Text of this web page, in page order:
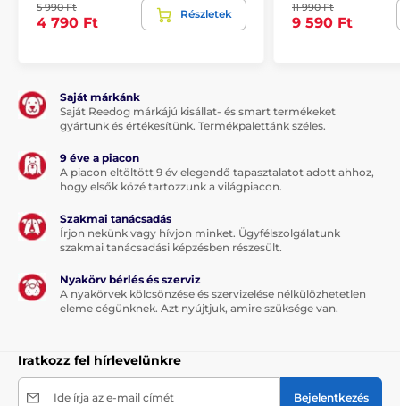
5 990 Ft
4 790 Ft
Részletek 11 990 Ft
9 590 Ft
Saját márkánk
Saját Reedog márkájú kisállat- és smart termékeket
gyártunk és értékesítünk. Termékpalettánk széles.
9 éve a piacon
A piacon eltöltött 9 év elegendő tapasztalatot adott ahhoz,
hogy elsők közé tartozzunk a világpiacon.
Szakmai tanácsadás
Írjon nekünk vagy hívjon minket. Ügyfélszolgálatunk
szakmai tanácsadási képzésben részesült.
Nyakörv bérlés és szerviz
A nyakörvek kölcsönzése és szervizelése nélkülözhetetlen
eleme cégünknek. Azt nyújtjuk, amire szüksége van.
Iratkozz fel hírlevelünkre
Ide írja az e-mail címét Bejelentkezés